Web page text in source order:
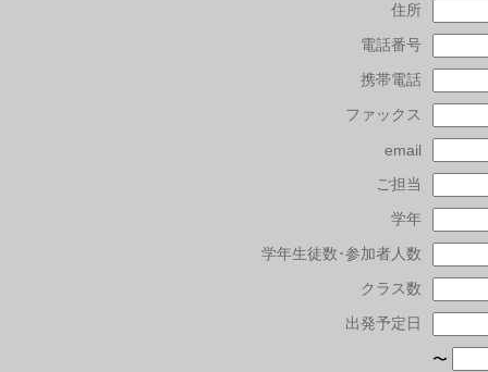
住所
電話番号
携帯電話
ファックス
email
ご担当
学年
学年生徒数･参加者人数
クラス数
出発予定日
〜